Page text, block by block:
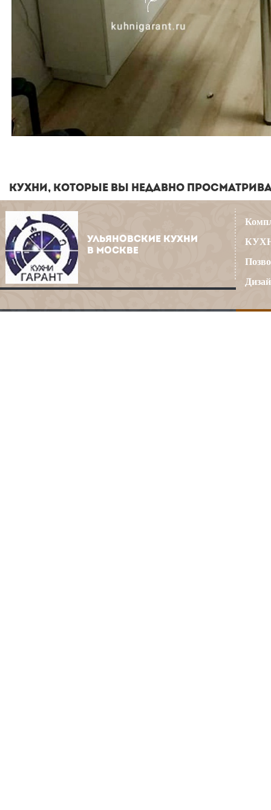
КУХНИ, КОТОРЫЕ ВЫ НЕДАВНО
УЛЬЯНОВСКИЕ КУХНИ
В МОСКВЕ